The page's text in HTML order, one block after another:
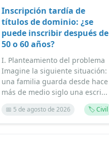
Inscripción tardía de
títulos de dominio: ¿se
puede inscribir después de
50 o 60 años?
I. Planteamiento del problema
Imagine la siguiente situación:
una familia guarda desde hace
más de medio siglo una escri...
📅 5 de agosto de 2026 🏷️ Civil